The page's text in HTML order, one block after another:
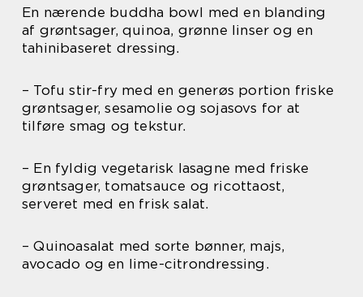
En nærende buddha bowl med en blanding
af grøntsager, quinoa, grønne linser og en
tahinibaseret dressing.
– Tofu stir-fry med en generøs portion friske
grøntsager, sesamolie og sojasovs for at
tilføre smag og tekstur.
– En fyldig vegetarisk lasagne med friske
grøntsager, tomatsauce og ricottaost,
serveret med en frisk salat.
– Quinoasalat med sorte bønner, majs,
avocado og en lime-citrondressing.